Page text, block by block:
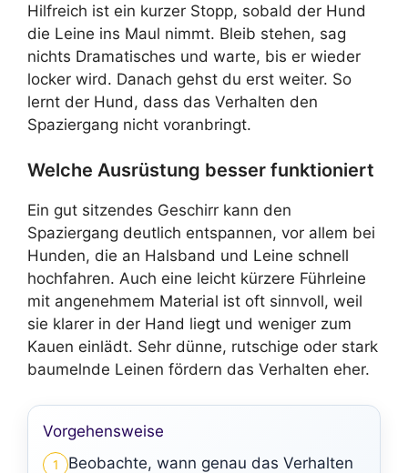
Hilfreich ist ein kurzer Stopp, sobald der Hund
die Leine ins Maul nimmt. Bleib stehen, sag
nichts Dramatisches und warte, bis er wieder
locker wird. Danach gehst du erst weiter. So
lernt der Hund, dass das Verhalten den
Spaziergang nicht voranbringt.
Welche Ausrüstung besser funktioniert
Ein gut sitzendes Geschirr kann den
Spaziergang deutlich entspannen, vor allem bei
Hunden, die an Halsband und Leine schnell
hochfahren. Auch eine leicht kürzere Führleine
mit angenehmem Material ist oft sinnvoll, weil
sie klarer in der Hand liegt und weniger zum
Kauen einlädt. Sehr dünne, rutschige oder stark
baumelnde Leinen fördern das Verhalten eher.
Vorgehensweise
1
Beobachte, wann genau das Verhalten